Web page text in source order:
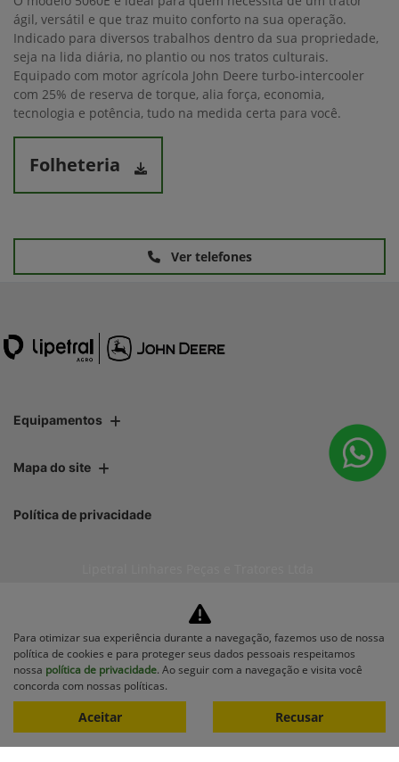
ágil, versátil e que traz muito conforto na sua operação.
Indicado para diversos trabalhos dentro da sua propriedade,
seja na lida diária, no plantio ou nos tratos culturais.
Equipado com motor agrícola John Deere turbo-intercooler
com 25% de reserva de torque, alia força, economia,
tecnologia e potência, tudo na medida certa para você.
Folheteria
Ver telefones
Equipamentos
Mapa do site
Política de privacidade
CNPJ: 27.733.195/0001-35
No trânsito, enxergar o outro
salva vidas.
Para otimizar sua experiência durante a navegação, fazemos uso de nossa
política de cookies e para proteger seus dados pessoais respeitamos
nossa política de privacidade. Ao seguir com a navegação e visita você
concorda com nossas políticas.
Aceitar Recusar